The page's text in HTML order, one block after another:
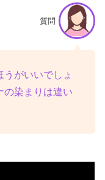
質問
がいいでしょ
の染まりは違い